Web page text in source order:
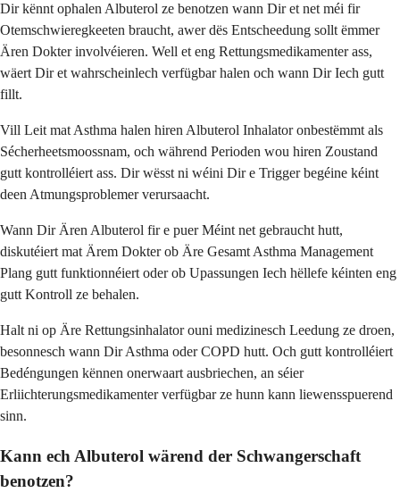
Dir kënnt ophalen Albuterol ze benotzen wann Dir et net méi fir
Otemschwieregkeeten braucht, awer dës Entscheedung sollt ëmmer
Ären Dokter involvéieren. Well et eng Rettungsmedikamenter ass,
wäert Dir et wahrscheinlech verfügbar halen och wann Dir Iech gutt
fillt.
Vill Leit mat Asthma halen hiren Albuterol Inhalator onbestëmmt als
Sécherheetsmoossnam, och während Perioden wou hiren Zoustand
gutt kontrolléiert ass. Dir wësst ni wéini Dir e Trigger begéine kéint
deen Atmungsproblemer verursaacht.
Wann Dir Ären Albuterol fir e puer Méint net gebraucht hutt,
diskutéiert mat Ärem Dokter ob Äre Gesamt Asthma Management
Plang gutt funktionnéiert oder ob Upassungen Iech hëllefe kéinten eng
gutt Kontroll ze behalen.
Halt ni op Äre Rettungsinhalator ouni medizinesch Leedung ze droen,
besonnesch wann Dir Asthma oder COPD hutt. Och gutt kontrolléiert
Bedéngungen kënnen onerwaart ausbriechen, an séier
Erliichterungsmedikamenter verfügbar ze hunn kann liewensspuerend
sinn.
Kann ech Albuterol wärend der Schwangerschaft
benotzen?